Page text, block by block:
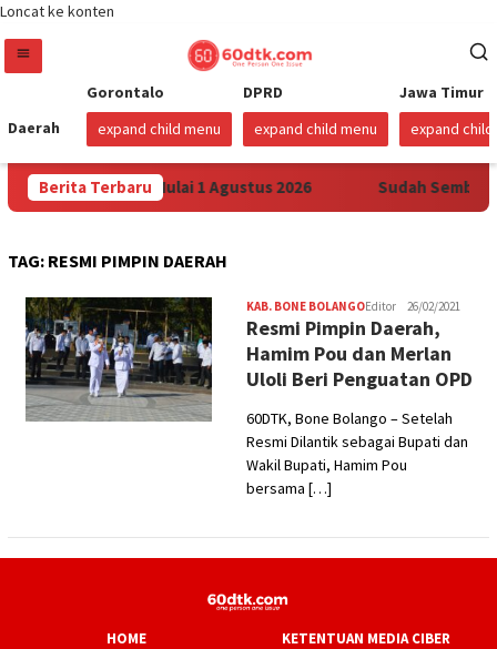
Loncat ke konten
Daerah
Gorontalo
expand child menu
DPRD
expand child menu
Jawa Timur
expand child
Berita Terbaru
di Sulawesi Mulai 1 Agustus 2026 Sudah
TAG: RESMI PIMPIN DAERAH
KAB. BONE BOLANGOEditor 26/02/2021
Resmi Pimpin Daerah,
Hamim Pou dan Merlan
Uloli Beri Penguatan OPD
60DTK, Bone Bolango – Setelah
Resmi Dilantik sebagai Bupati dan
Wakil Bupati, Hamim Pou
bersama […]
HOME
KETENTUAN MEDIA CIBER